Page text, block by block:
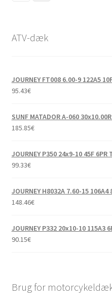
ATV-dæk
JOURNEY FT008 6.00-9 122A5
95.43€
SUNF MATADOR A-060
185.85€
JOURNEY P350 24x9-10 45F 6PR
99.33€
JOURNEY H8032A 7.60-15 106A4
148.46€
JOURNEY P332 20x10-10 115A3
90.15€
Brug for